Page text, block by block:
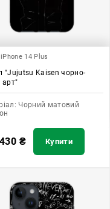
14 Plus
"Jujutsu Kaisen чорно-
арт"
Чорний матовий
430 ₴ Купити